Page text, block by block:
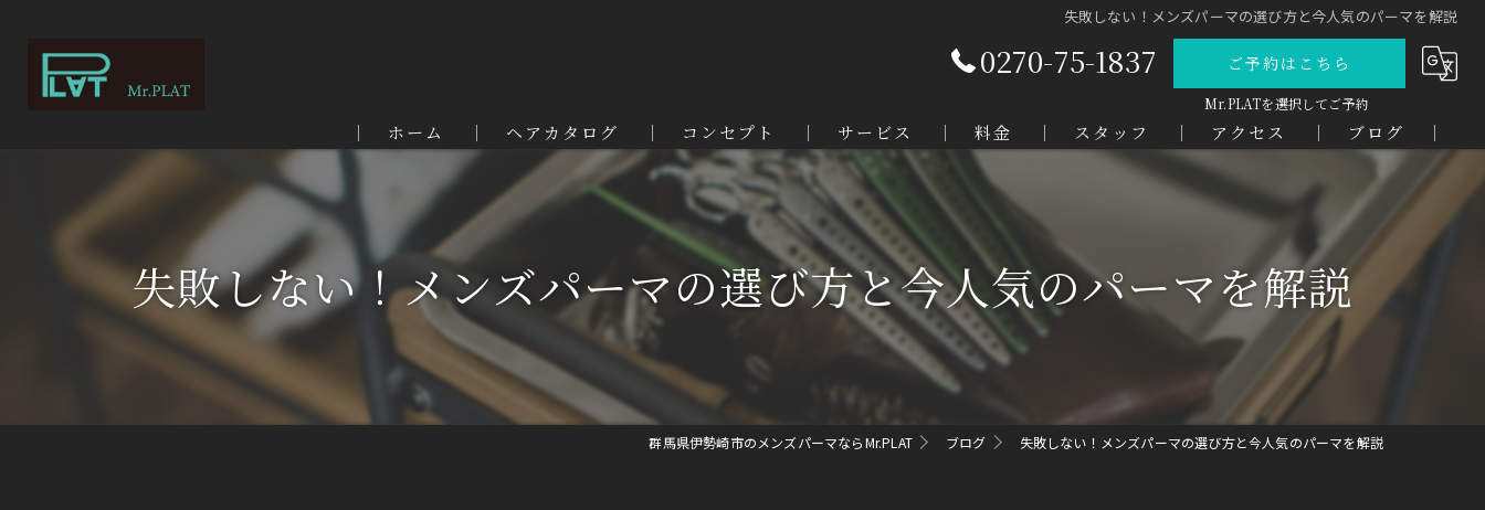
失敗しない！メンズパーマの選び方と今人気のパーマを解説
0270-75-1837 ご予約はこちら
ホーム ヘアカタログ
メンズパーマの種類
コンセプト
メンズパーマの流れ
サービス
メンズカット
メンズカラー
トリートメント
メンズアイブロウ
髭のスタイリング
料金 スタッフ アクセス ブログ
失敗しない！メンズパーマの選び方と今人気のパーマを解説
群馬県伊勢崎市のメンズパーマならMr.PLAT ブログ 失敗しない！メンズパーマの選び方と今人気のパーマを解説